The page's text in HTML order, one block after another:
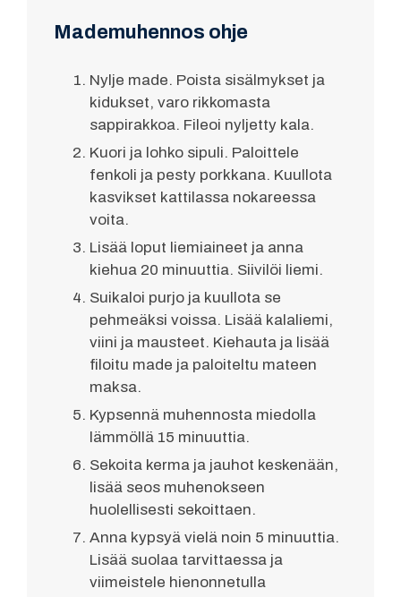
Mademuhennos ohje
Nylje made. Poista sisälmykset ja
kidukset, varo rikkomasta
sappirakkoa. Fileoi nyljetty kala.
Kuori ja lohko sipuli. Paloittele
fenkoli ja pesty porkkana. Kuullota
kasvikset kattilassa nokareessa
voita.
Lisää loput liemiaineet ja anna
kiehua 20 minuuttia. Siivilöi liemi.
Suikaloi purjo ja kuullota se
pehmeäksi voissa. Lisää kalaliemi,
viini ja mausteet. Kiehauta ja lisää
filoitu made ja paloiteltu mateen
maksa.
Kypsennä muhennosta miedolla
lämmöllä 15 minuuttia.
Sekoita kerma ja jauhot keskenään,
lisää seos muhenokseen
huolellisesti sekoittaen.
Anna kypsyä vielä noin 5 minuuttia.
Lisää suolaa tarvittaessa ja
viimeistele hienonnetulla